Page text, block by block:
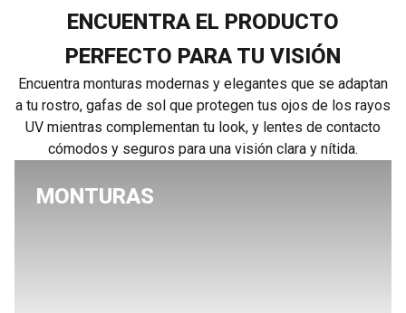
ENCUENTRA EL PRODUCTO
PERFECTO PARA TU VISIÓN
Encuentra monturas modernas y elegantes que se adaptan
a tu rostro, gafas de sol que protegen tus ojos de los rayos
UV mientras complementan tu look, y lentes de contacto
cómodos y seguros para una visión clara y nítida.
MONTURAS